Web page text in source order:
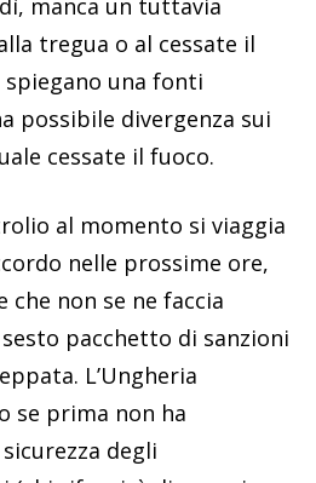
manca un tuttavia
tregua o al cessate il
spiegano una fonti
possibile divergenza sui
cessate il fuoco.
al momento si viaggia
nelle prossime ore,
che non se ne faccia
sesto pacchetto di sanzioni
L’Ungheria
se prima non ha
degli